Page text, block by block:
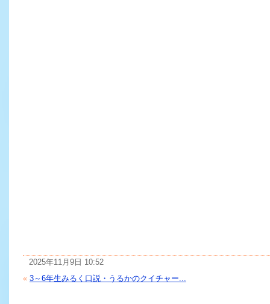
2025年11月9日 10:52
« 3～6年生みるく口説・うるかのクイチャー...